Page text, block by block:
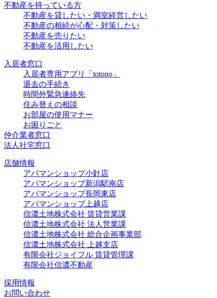
不動産を持っている方
不動産を貸したい・満室経営したい
不動産の相続が心配・対策したい
不動産を売りたい
不動産を活用したい
入居者窓口
入居者専用アプリ「totono」
退去の手続き
時間外緊急連絡先
住み替えの相談
お部屋の使用マナー
お困りごと
仲介業者窓口
法人社宅窓口
店舗情報
アパマンショップ小針店
アパマンショップ新潟駅南店
アパマンショップ長岡東店
アパマンショップ上越店
信濃土地株式会社 賃貸営業課
信濃土地株式会社 法人営業課
信濃土地株式会社 総合企画事業部
信濃土地株式会社 上越支店
有限会社ジョイフル 賃貸管理課
有限会社信濃不動産
採用情報
お問い合わせ